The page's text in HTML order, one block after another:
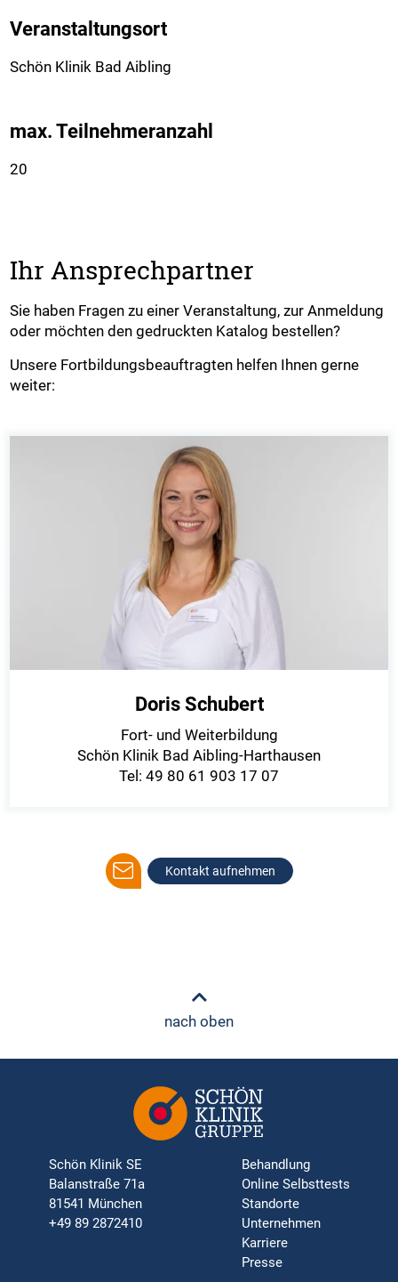
Veranstaltungsort
Schön Klinik Bad Aibling
max. Teilnehmeranzahl
20
Ihr Ansprechpartner
Sie haben Fragen zu einer Veranstaltung, zur Anmeldung
oder möchten den gedruckten Katalog bestellen?
Unsere Fortbildungsbeauftragten helfen Ihnen gerne
weiter:
Doris Schubert
Fort- und Weiterbildung
Schön Klinik Bad Aibling-Harthausen
Tel: 49 80 61 903 17 07
Kontakt aufnehmen
nach oben
Schön Klinik SE
Balanstraße 71a
81541 München
+49 89 2872410
Behandlung
Online Selbsttests
Standorte
Unternehmen
Karriere
Presse